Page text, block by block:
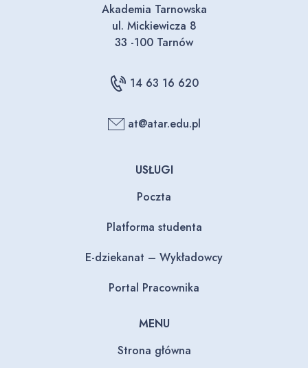
Akademia Tarnowska
ul. Mickiewicza 8
33 -100 Tarnów
14 63 16 620
at@atar.edu.pl
USŁUGI
Poczta
Platforma studenta
E-dziekanat – Wykładowcy
Portal Pracownika
MENU
Strona główna